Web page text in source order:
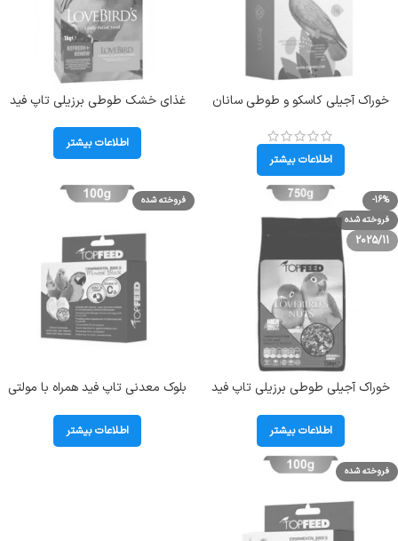
خوراک آجیلی کاسکو و طوطی سانان
Special Feed Nuts Mix
اطلاعات بیشتر
غذای خشک طوطی برزیلی تاپ فید
کیلوگرم
اطلاعات بیشتر
-16%
فروخته شده
2025/11
خوراک آجیلی طوطی برزیلی تاپ فید
گرم
اطلاعات بیشتر
فروخته شده
بلوک معدنی تاپ فید همراه با مولتی
اطلاعات بیشتر
فروخته شده